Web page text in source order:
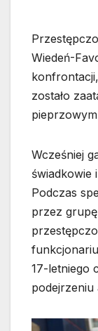
Wiedeń-
zostało
Wcześniej
świadkowie
Podczas
przez
17-letniego
podejrzeniu